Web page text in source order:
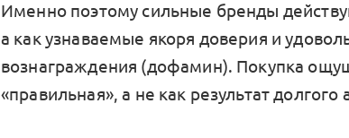
Именно поэтому сильные бренды
а как узнаваемые якоря доверия и
вознаграждения (дофамин). Покупка
«правильная», а не как результат долгого